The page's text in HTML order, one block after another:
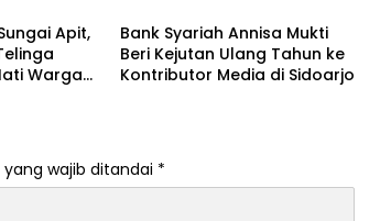
Apit,
Warga
Bank Syariah Annisa Mukti
Beri Kejutan Ulang Tahun ke
Kontributor Media di Sidoarjo
yang wajib ditandai *